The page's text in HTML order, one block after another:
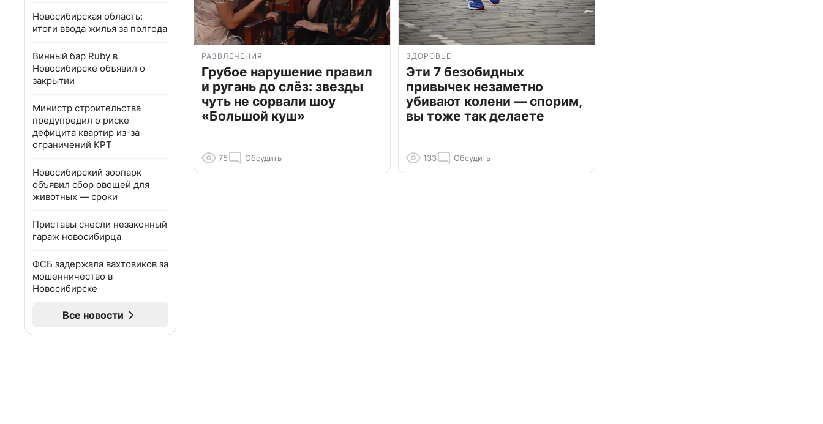
Новосибирская область:
итоги ввода жилья за полгода
Винный бар Ruby в
Новосибирске объявил о
закрытии
Министр строительства
предупредил о риске
дефицита квартир из-за
ограничений КРТ
Новосибирский зоопарк
объявил сбор овощей для
животных — сроки
Приставы снесли незаконный
гараж новосибирца
ФСБ задержала вахтовиков за
мошенничество в
Новосибирске
Все новости
РАЗВЛЕЧЕНИЯ
Грубое нарушение правил
и ругань до слёз: звезды
чуть не сорвали шоу
«Большой куш»
75 Обсудить
ЗДОРОВЬЕ
Эти 7 безобидных
привычек незаметно
убивают колени — спорим,
вы тоже так делаете
133 Обсудить